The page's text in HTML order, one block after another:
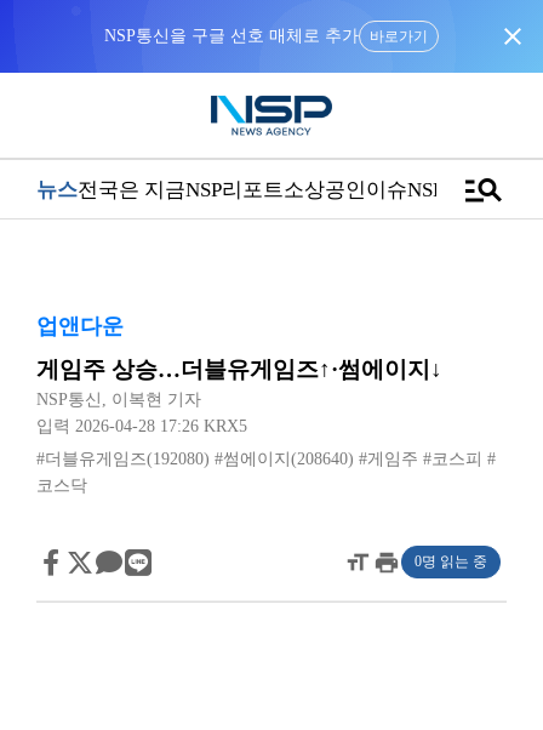
NSP통신을 구글 선호 매체로 추가 바로가기 close
뉴스전국은 지금NSP리포트소상공인이슈NSPTVmanage_search
업앤다운
게임주 상승…더블유게임즈↑·썸에이지↓
NSP통신 , 이복현 기자
입력 2026-04-28 17:26 KRX5
#더블유게임즈(192080) #썸에이지(208640) #게임주 #코스피 #
코스닥
format_sizeprint 0명 읽는 중